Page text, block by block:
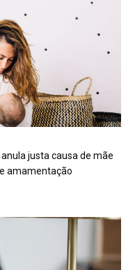
justa causa de mãe
amamentação